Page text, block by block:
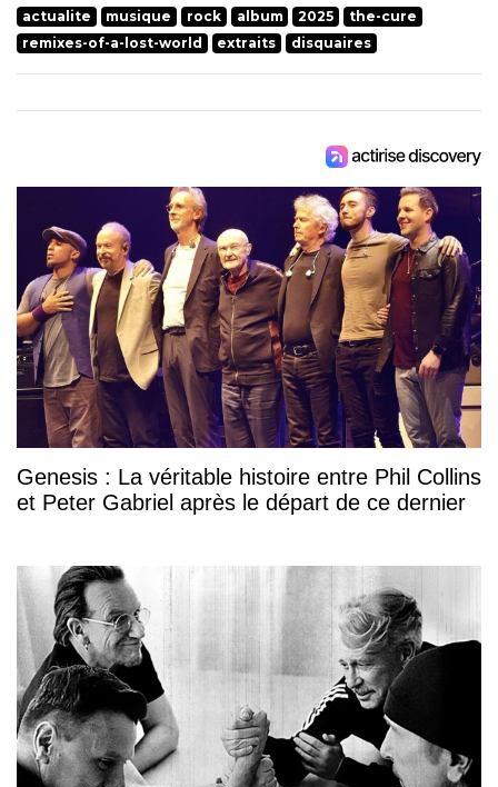
actualite musique rock album 2025
the-cure
remixes-of-a-lost-world
extraits disquaires
Genesis : La véritable histoire entre Phil Collins
et Peter Gabriel après le départ de ce dernier